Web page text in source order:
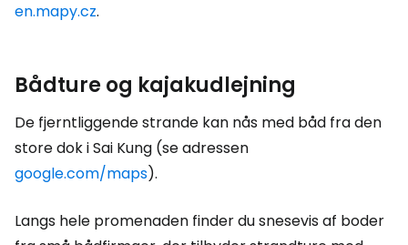
en.mapy.cz.
Bådture og kajakudlejning
De fjerntliggende strande kan nås med båd fra den
store dok i Sai Kung (se adressen
google.com/maps).
Langs hele promenaden finder du snesevis af boder